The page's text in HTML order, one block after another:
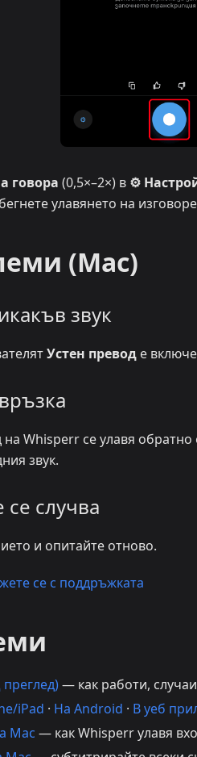
говора (0,5×–2×) в ⚙
улавянето на
(Mac)
звук
Устен превод е
Whisperr се улавя
звук.
случва
и опитайте отново.
се с поддръжката
— как работи,
iPad · На Android · В уеб
Mac — как Whisperr улавя